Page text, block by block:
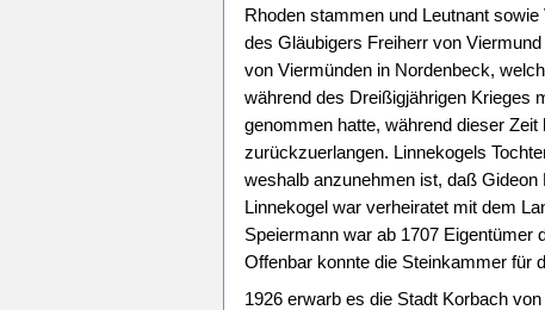
Rhoden stammen und Leutnant sowie
des Gläubigers Freiherr von
von Viermünden in Nordenbeck,
während des Dreißigjährigen Krieges
genommen hatte, während dieser
zurückzuerlangen. Linnekogels
weshalb anzunehmen ist, daß
Linnekogel war verheiratet mit dem
Speiermann war ab 1707 Eigentümer
Offenbar konnte die Steinkammer für
1926 erwarb es die Stadt Korbach